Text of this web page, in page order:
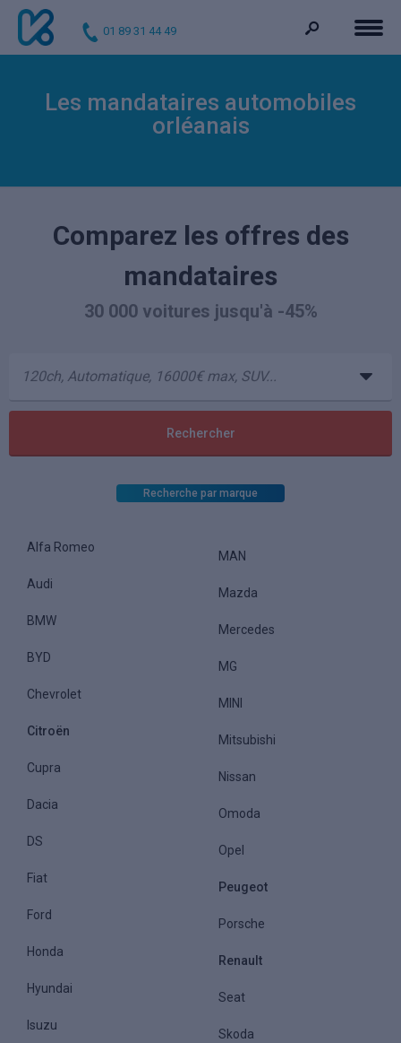
01 89 31 44 49
Les mandataires automobiles
orléanais
Comparez les offres des
mandataires
30 000 voitures jusqu'à -45%
Recherche par marque
Alfa Romeo
Audi
BMW
BYD
Chevrolet
Citroën
Cupra
Dacia
DS
Fiat
Ford
Honda
Hyundai
Isuzu
MAN
Mazda
Mercedes
MG
MINI
Mitsubishi
Nissan
Omoda
Opel
Peugeot
Porsche
Renault
Seat
Skoda